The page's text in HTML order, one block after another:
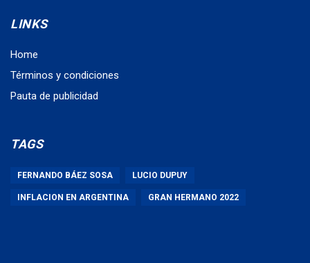
LINKS
Home
Términos y condiciones
Pauta de publicidad
TAGS
FERNANDO BÁEZ SOSA LUCIO DUPUY
INFLACION EN ARGENTINA GRAN HERMANO 2022